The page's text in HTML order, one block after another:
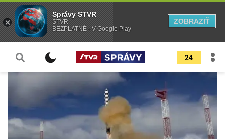
24
Správy STVR
STVR
BEZPLATNÉ - V Google Play
ZOBRAZIŤ